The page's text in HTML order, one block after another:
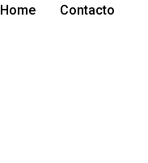
Home Contacto